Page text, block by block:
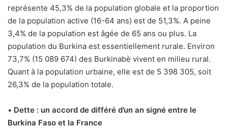
représente 45,3% de la population globale et la proportion
de la population active (16-64 ans) est de 51,3%. A peine
3,4% de la population est âgée de 65 ans ou plus. La
population du Burkina est essentiellement rurale. Environ
73,7% (15 089 674) des Burkinabè vivent en milieu rural.
Quant à la population urbaine, elle est de 5 398 305, soit
26,3% de la population totale.
• Dette : un accord de différé d’un an signé entre le
Burkina Faso et la France